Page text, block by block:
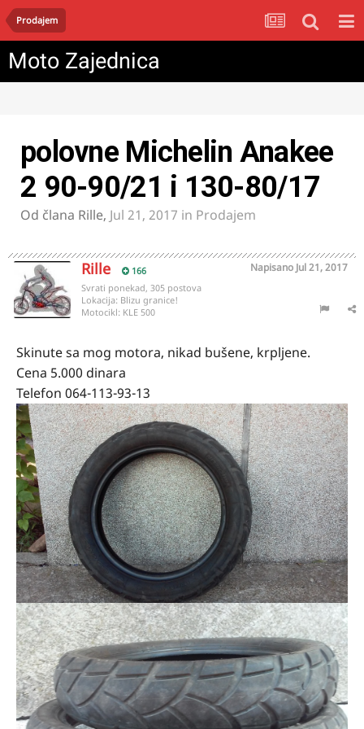
Prodajem
Moto Zajednica
polovne Michelin Anakee
2 90-90/21 i 130-80/17
Od člana Rille, Jul 21, 2017 in Prodajem
Rille 166 Napisano Jul 21, 2017
Svrati ponekad, 305 postova
Lokacija: Blizu granice!
Motocikl: KLE 500
Skinute sa mog motora, nikad bušene, krpljene.
Cena 5.000 dinara
Telefon 064-113-93-13